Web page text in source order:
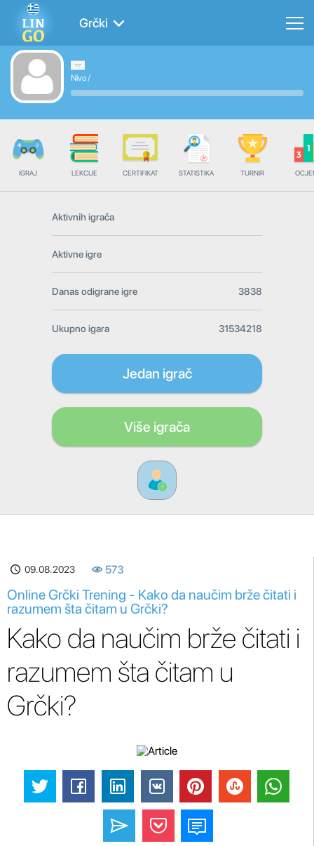
Grčki
Nivo/
IGRAJ LEKCIJE CERTIFIKAT STATISTIKA TURNIR
Aktivnih igrača
Aktivne igre
Danas odigrane igre 3838
Ukupno igara 31534218
Jedan igrač
Više igrača
09.08.2023 573
Online Grčki Trening - Kako da naučim brže čitati i
razumem šta čitam u Grčki?
Kako da naučim brže čitati i
razumem šta čitam u
Grčki?